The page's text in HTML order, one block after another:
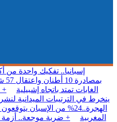
بمصادرة 10 أطنان واعتقال 57 شخصا (فيديو)
الغابات تمتد باتجاه إشبيلية
+
ينخرط في الترتيبات الميدانية
الهجرة..24% من الإسبان
المغربية
+ ضربة موجعة.. أزمة